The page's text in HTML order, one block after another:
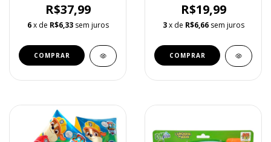
R$37,99
6 x de R$6,33 sem juros
R$19,99
3 x de R$6,66 sem juros